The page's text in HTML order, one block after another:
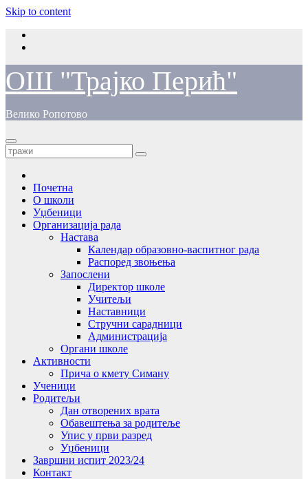
Skip to content
ОШ "Трајко Перић"
Велико Ропотово
Почетна
О школи
Уџбеници
Организација рада
Настава
Календар образовно-васпитног рада
Распоред звоњења
Запослени
Директор школе
Учитељи
Наставници
Стручни сарадници
Администрација
Органи школе
Активности
Прича о кмету Симану
Ученици
Родитељи
Дан отворених врата
Обавештења за родитеље
Упис у први разред
Уџбеници
Завршни испит 2023/24
Контакт